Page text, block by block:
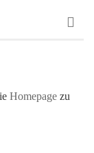
Homepage zu